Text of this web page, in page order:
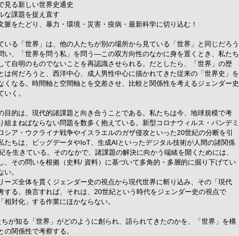
見る新しい世界史通史
な課題を捉え直す
脈をたどり、暴力・環境・災害・疫病・最新科学に切り込む！
いる「世界」は、他の人たちが別の場所から見ている「世界」と同じだろう
い、「世界を問う私」を問う―この双方向性のなかに身を置くとき、私たち
て自明のものでないことを再認識させられる。だとしたら、「世界」の歴
は何だろうと、西洋中心、成人男性中心に描かれてきた従来の「世界史」を
くなる。時間軸と空間軸とを交差させ、比較と関係性を考えるジェンダー史
く。
目的は、現代的諸課題と向き合うことである。私たちは今、地球規模で考
組まねばならない問題を数多く抱えている。新型コロナウィルス・パンデミ
シア・ウクライナ戦争やイスラエルのガザ侵攻といった20世紀の分断を引
たちは、ビッグデータやIoT、生成AIといったデジタル技術が人間の諸関係
を生きている。そのなかで、諸課題の解決に向かう端緒を開くためには、
、その問いを根拠（史料/ 資料）に基づいて多角的・多層的に掘り下げてい
。
ズ全体を貫くジェンダー史の視点から現代世界に斬り込み、その「現代
する。換言すれば、それは、20世紀という時代をジェンダー史の視点で
相対化」する作業にほかならない。
が知る「世界」がどのように創られ、語られてきたのかを、「世界」を構
の関係性で考察する。